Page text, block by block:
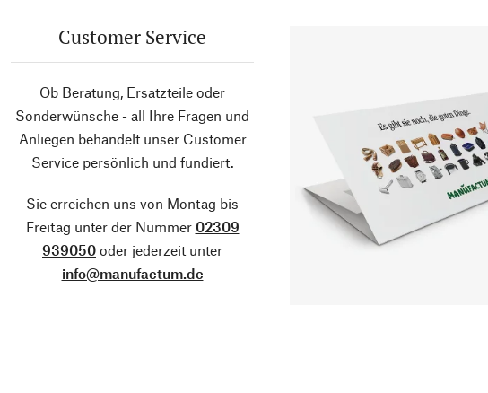
Customer Service
Ob Beratung, Ersatzteile oder
Sonderwünsche - all Ihre Fragen und
Anliegen behandelt unser Customer
Service persönlich und fundiert.
Sie erreichen uns von Montag bis
Freitag unter der Nummer 02309
939050 oder jederzeit unter
info@manufactum.de